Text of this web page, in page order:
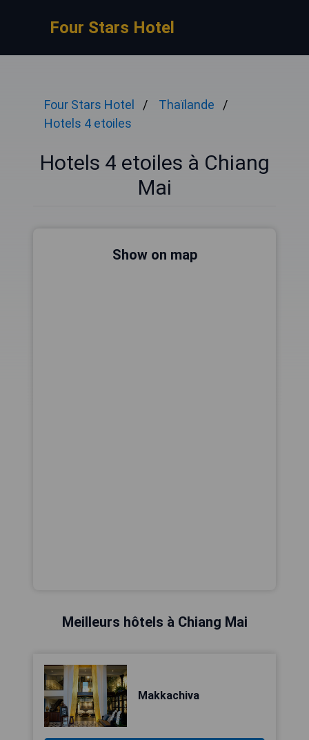
Four Stars Hotel
Four Stars Hotel
Thaïlande
Hotels 4 etoiles
Hotels 4 etoiles à Chiang
Mai
Show on map
Meilleurs hôtels à Chiang Mai
Makkachiva